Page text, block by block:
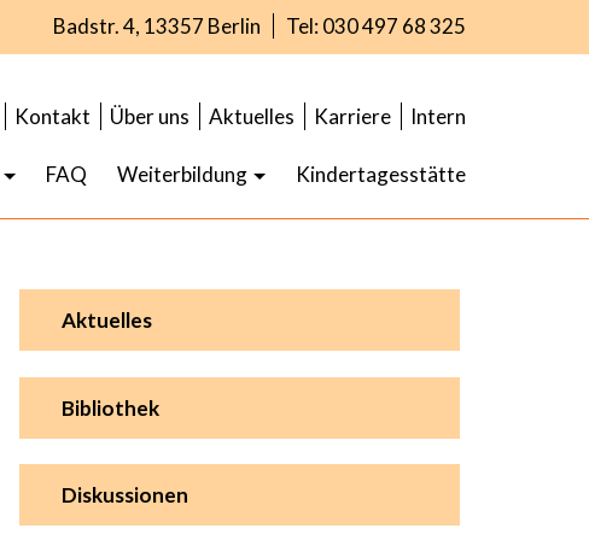
Badstr. 4, 13357 Berlin Tel: 030 497 68 325
Kontakt Über uns Aktuelles Karriere Intern
FAQ Weiterbildung Kindertagesstätte
Aktuelles
Bibliothek
Diskussionen